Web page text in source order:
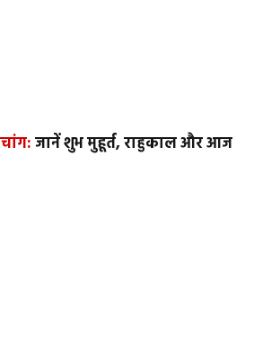
जानें शुभ मुहूर्त, राहुकाल और आज